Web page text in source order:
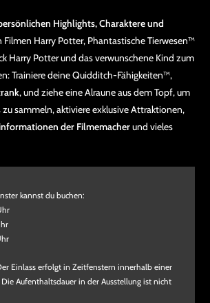
Highlights, Charaktere und
Filmen Harry Potter, Phantastische Tierwesen™
Harry Potter und das verwunschene Kind zum
Trainiere deine Quidditch-Fähigkeiten™,
, und ziehe eine Alraune aus dem Topf, um
zu sammeln, aktiviere exklusive Attraktionen,
der Filmemacherund vieles
kannst du buchen:
Einlass erfolgt in Zeitfenstern innerhalb einer
Aufenthaltsdauer in der Ausstellung ist nicht